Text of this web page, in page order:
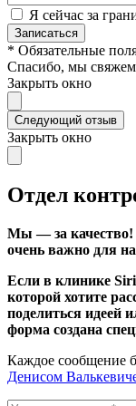
Я сейчас за
Записаться
* Обязательные
Спасибо, мы
Закрыть окно
Следующий отзыв
Закрыть окно
Отдел
Мы — за качество!
очень важно для
Если в клинике
которой хотите
поделиться идеей
форма создана
Каждое сообщение
Денисом